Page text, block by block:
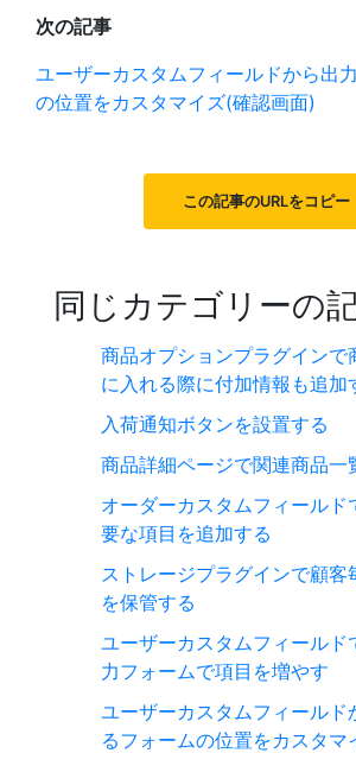
次の記事
ユーザーカスタムフィールドから出
の位置をカスタマイズ(確認画面)
この記事のURLをコピー
同じカテゴリーの
商品オプションプラグインで
に入れる際に付加情報も追加
入荷通知ボタンを設置する
商品詳細ページで関連商品一
オーダーカスタムフィールド
要な項目を追加する
ストレージプラグインで顧客
を保管する
ユーザーカスタムフィールド
力フォームで項目を増やす
ユーザーカスタムフィールド
るフォームの位置をカスタマ